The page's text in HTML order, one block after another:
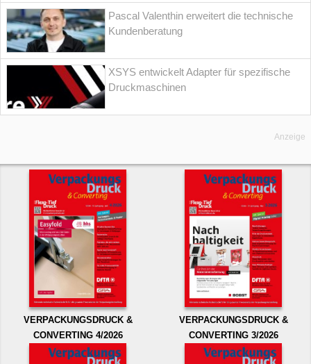
Pascal Valenthin erweitert die technische
Kundenberatung
XSYS entwickelt Adapter für spezifische
Druckmaschinen
Anzeige
VERPACKUNGSDRUCK &
CONVERTING 4/2026
VERPACKUNGSDRUCK &
CONVERTING 3/2026